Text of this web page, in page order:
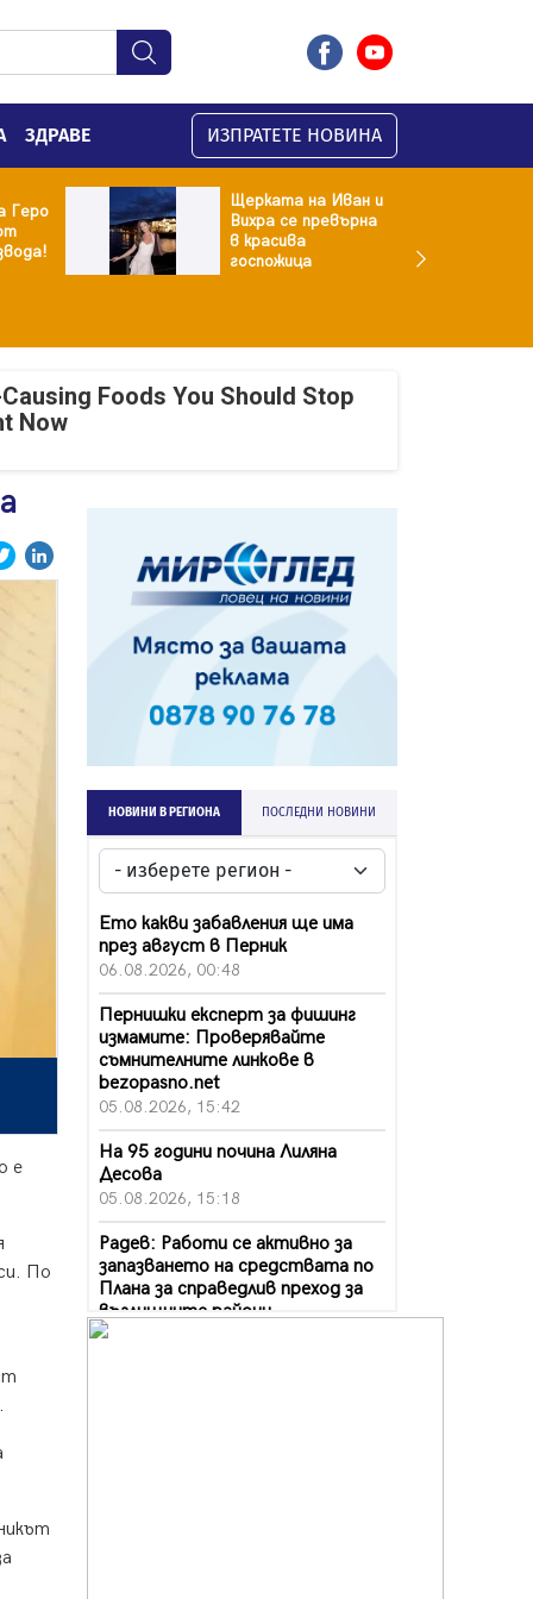
ЗДРАВЕ ИЗПРАТЕТЕ НОВИНА
Геро
Щерката на Иван и
Вихра се превърна
в красива
госпожица
Foods You Should Stop
Now
е
По
НОВИНИ В РЕГИОНА ПОСЛЕДНИ НОВИНИ
Ето какви забавления ще има
през август в Перник
06.08.2026, 00:48
Пернишки експерт за фишинг
измамите: Проверявайте
съмнителните линкове в
bezopasno.net
05.08.2026, 15:42
На 95 години почина Лиляна
Десова
05.08.2026, 15:18
Радев: Работи се активно за
запазването на средствата по
Плана за справедлив преход за
въглищните райони
05.08.2026, 14:57